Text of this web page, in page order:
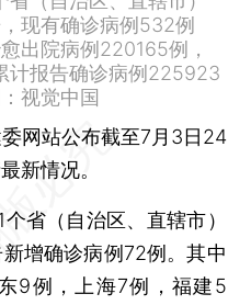
现有确诊病例532例
出院病例220165例，
计报告确诊病例225923
视觉中国
网站公布截至7月3日24
新情况。
（自治区、直辖市）
增确诊病例72例。其中
9例，上海7例，福建5